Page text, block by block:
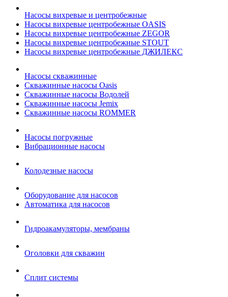
Насосы вихревые и центробежные
Насосы вихревые центробежные OASIS
Насосы вихревые центробежные ZEGOR
Насосы вихревые центробежные STOUT
Насосы вихревые центробежные ДЖИЛЕКС
Насосы скважинные
Скважинные насосы Oasis
Скважинные насосы Водолей
Скважинные насосы Jemix
Cкважинные насосы ROMMER
Насосы погружные
Вибрационные насосы
Колодезные насосы
Оборудование для насосов
Автоматика для насосов
Гидроакамуляторы, мембраны
Оголовки для скважин
Сплит системы